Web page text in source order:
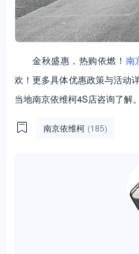
金秋盛惠，热购依燃！ 南
欢！更多具体优惠政策与活动
当地南京依维柯4S店咨询了解。
南京依维柯 (185)